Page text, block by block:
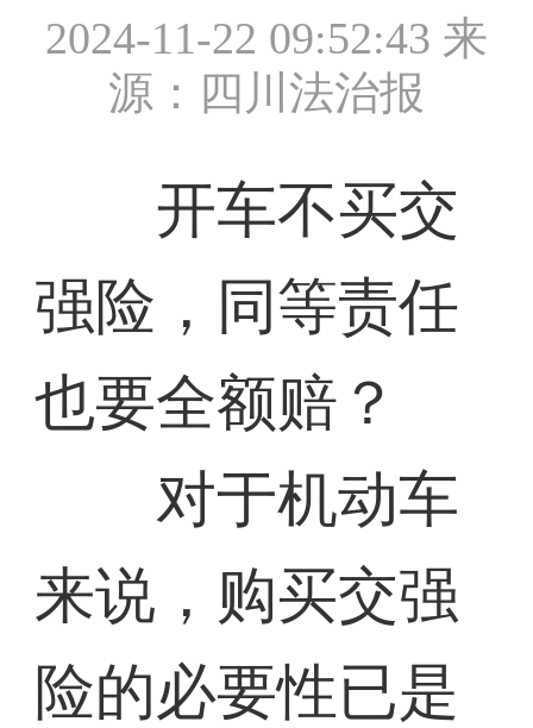
2024-11-22 09:52:43 来
源：四川法治报
开车不买交
强险，同等责任
也要全额赔？
对于机动车
来说，购买交强
险的必要性已是